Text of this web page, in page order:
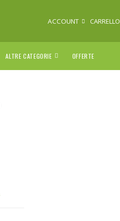
ACCOUNT CARRELLO
ALTRE CATEGORIE OFFERTE